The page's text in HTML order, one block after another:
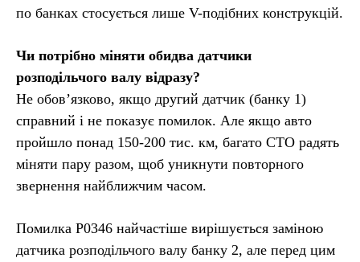
по банках стосується лише V-подібних конструкцій.
Чи потрібно міняти обидва датчики
розподільчого валу відразу?
Не обов’язково, якщо другий датчик (банку 1)
справний і не показує помилок. Але якщо авто
пройшло понад 150-200 тис. км, багато СТО радять
міняти пару разом, щоб уникнути повторного
звернення найближчим часом.
Помилка P0346 найчастіше вирішується заміною
датчика розподільчого валу банку 2, але перед цим